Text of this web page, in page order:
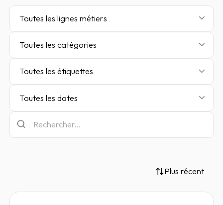
Toutes les lignes métiers
Toutes les catégories
Toutes les étiquettes
Toutes les dates
Plus récent